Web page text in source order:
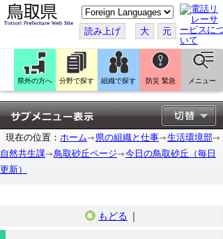
こ
の
ペ
ー
ジ
翻
訳
す
る
読み上げ 大 元
県外の方へ 分野で探す 組織で探す 防災 緊急 メニュー
現在の位置： ホーム 県の組織と仕事
生活環境部
自然共生課
鳥取砂丘ページ
今日の鳥取砂丘（毎日
更新）
もどる ｜